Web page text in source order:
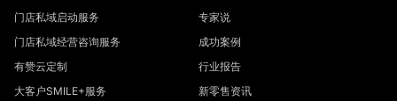
门店私域启动服务
门店私域经营咨询服务
有赞云定制
大客户SMILE+服务
专家说
成功案例
行业报告
新零售资讯